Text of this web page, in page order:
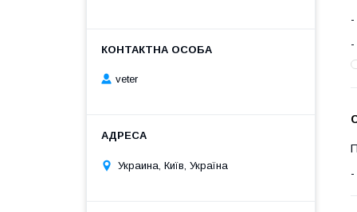
veter
Украина, Київ, Україна